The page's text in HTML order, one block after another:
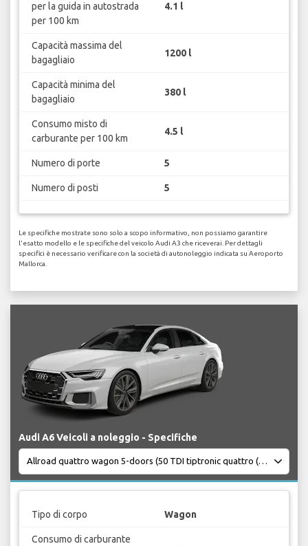
per la guida in autostrada
per 100 km
4.1 l
Capacità massima del
bagagliaio
1200 l
Capacità minima del
bagagliaio
380 l
Consumo misto di
carburante per 100 km
4.5 l
Numero di porte 5
Numero di posti 5
Le specifiche mostrate sono solo a scopo informativo, non possiamo garantire
l'esatto modello e le specifiche del veicolo Audi A3 che riceverai. Per dettagli
specifici è necessario verificare con la società di autonoleggio indicata su Aeroporto
Mallorca.
Audi A6 Veicoli a noleggio - Specifiche
Tipo di corpo Wagon
Consumo di carburante